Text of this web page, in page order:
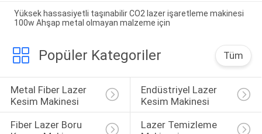
Yüksek hassasiyetli taşınabilir CO2 lazer işaretleme makinesi
100w Ahşap metal olmayan malzeme için
Popüler Kategoriler Tüm
Metal Fiber Lazer
Kesim Makinesi
Endüstriyel Lazer
Kesim Makinesi
Fiber Lazer Boru
Lazer Temizleme